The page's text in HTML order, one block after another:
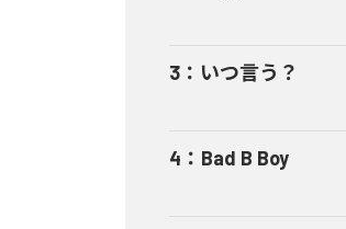
3 ： いつ言う？
4 ： Bad B Boy